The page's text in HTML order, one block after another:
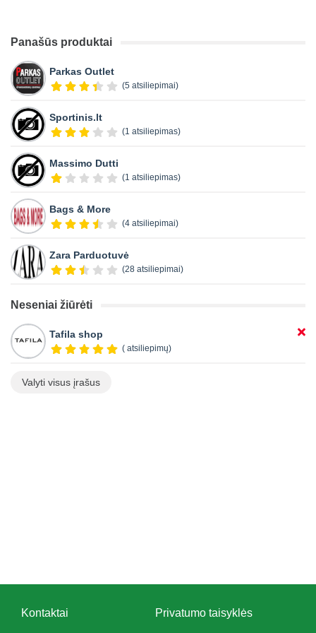
Panašūs produktai
Parkas Outlet
(5 atsiliepimai)
Sportinis.lt
(1 atsiliepimas)
Massimo Dutti
(1 atsiliepimas)
Bags & More
(4 atsiliepimai)
Zara Parduotuvė
(28 atsiliepimai)
Neseniai žiūrėti
Tafila shop
( atsiliepimų)
Valyti visus įrašus
Kontaktai Privatumo taisyklės